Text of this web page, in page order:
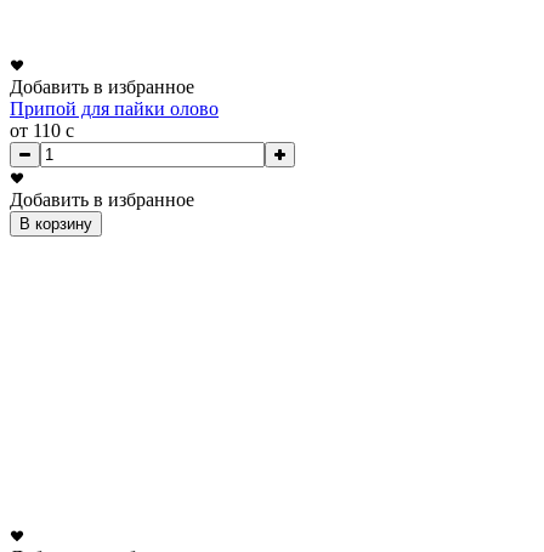
Добавить в избранное
Припой для пайки олово
от 110 c
Добавить в избранное
В корзину